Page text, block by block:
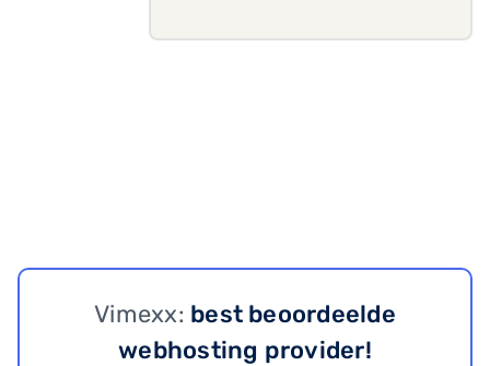
Vimexx: best beoordeelde
webhosting provider!